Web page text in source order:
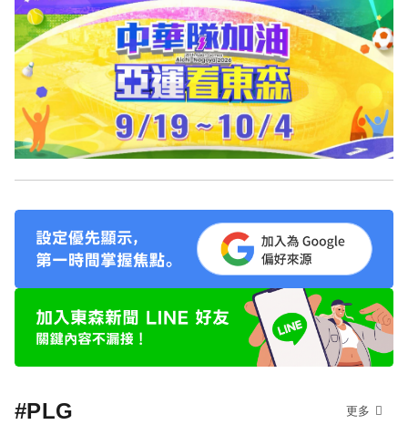
#PLG 更多